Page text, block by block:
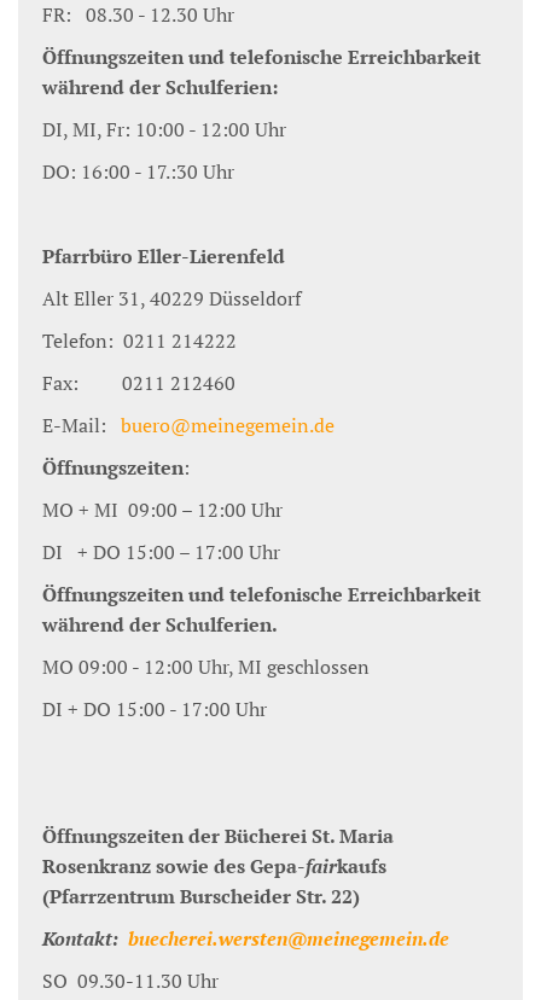
FR: 08.30 - 12.30 Uhr
Öffnungszeiten und telefonische Erreichbarkeit
während der Schulferien:
DI, MI, Fr: 10:00 - 12:00 Uhr
DO: 16:00 - 17.:30 Uhr
Pfarrbüro Eller-Lierenfeld
Alt Eller 31, 40229 Düsseldorf
Telefon: 0211 214222
Fax: 0211 212460
E-Mail: buero@meinegemein.de
Öffnungszeiten:
MO + MI 09:00 – 12:00 Uhr
DI + DO 15:00 – 17:00 Uhr
Öffnungszeiten und telefonische Erreichbarkeit
während der Schulferien.
MO 09:00 - 12:00 Uhr, MI geschlossen
DI + DO 15:00 - 17:00 Uhr
Öffnungszeiten der Bücherei St. Maria
Rosenkranz sowie des Gepa-fairkaufs
(Pfarrzentrum Burscheider Str. 22)
Kontakt: buecherei.wersten@meinegemein.de
SO 09.30-11.30 Uhr